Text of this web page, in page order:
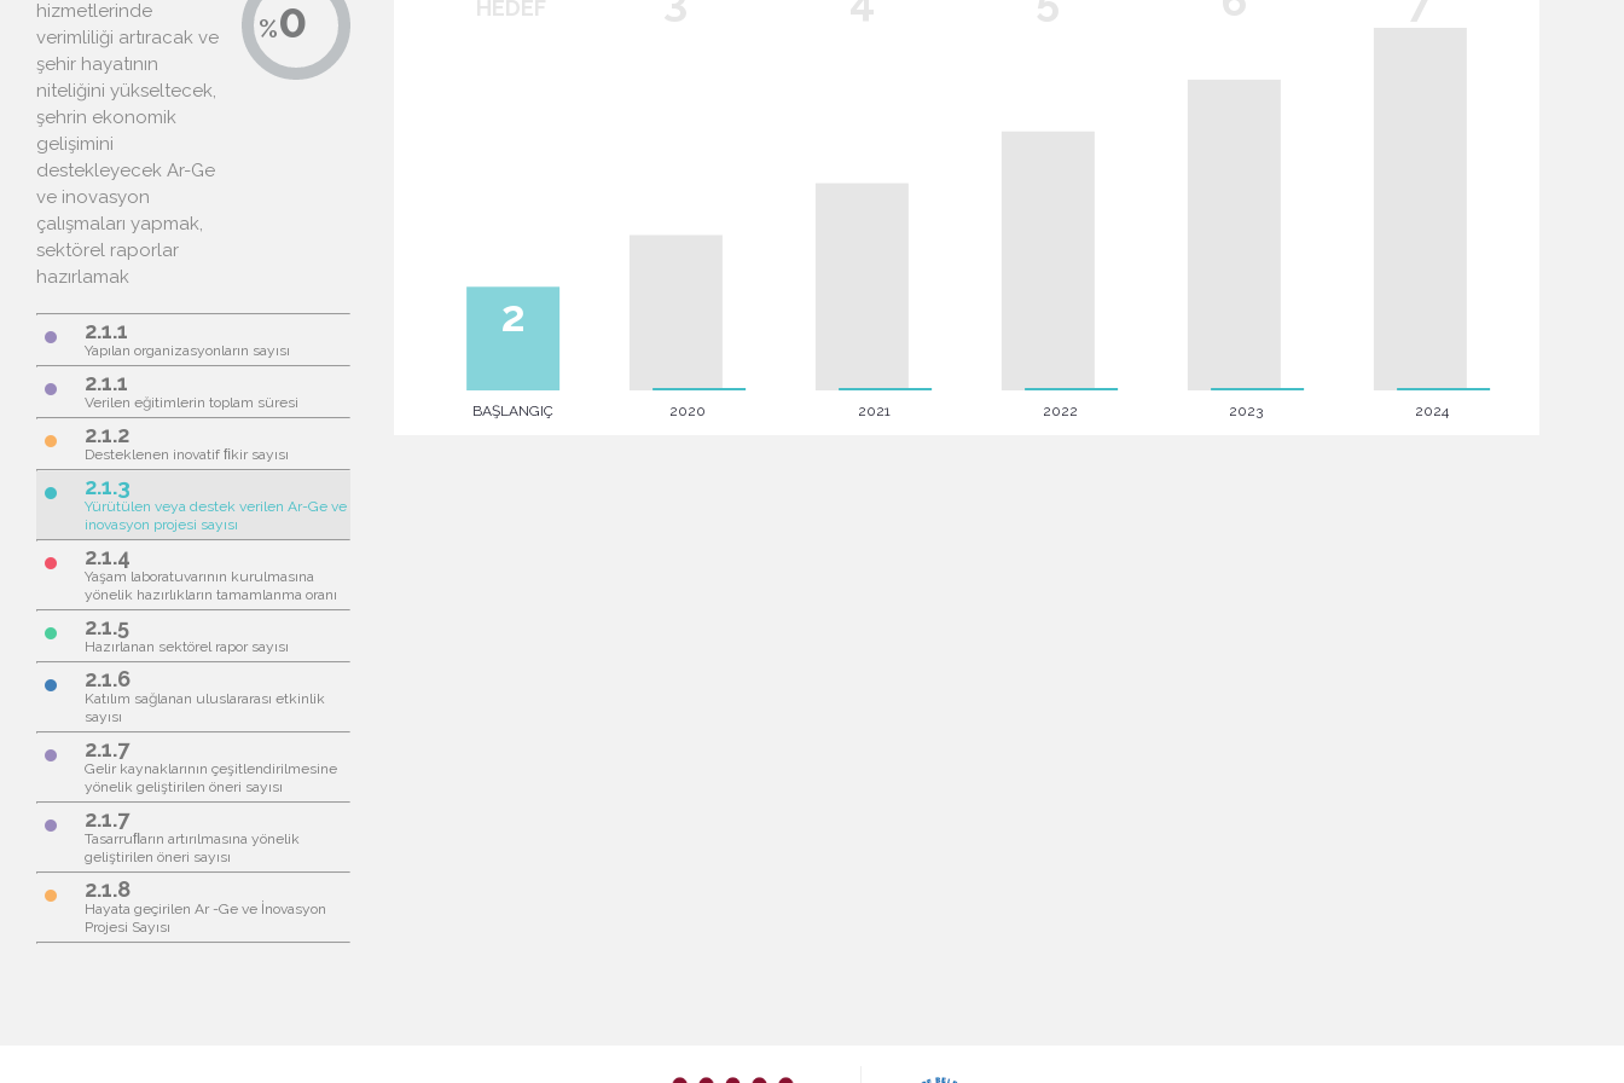
hizmetlerinde
verimliliği artıracak ve
şehir hayatının
niteliğini yükseltecek,
şehrin ekonomik
gelişimini
destekleyecek Ar-Ge
ve inovasyon
çalışmaları yapmak,
sektörel raporlar
hazırlamak
brightness_1 2.1.1
Yapılan organizasyonların sayısı
brightness_1 2.1.1
Verilen eğitimlerin toplam süresi
brightness_1 2.1.2
Desteklenen inovatif ﬁkir sayısı
brightness_1 2.1.3
Yürütülen veya destek verilen Ar-Ge ve
inovasyon projesi sayısı
brightness_1 2.1.4
Yaşam laboratuvarının kurulmasına
yönelik hazırlıkların tamamlanma oranı
brightness_1 2.1.5
Hazırlanan sektörel rapor sayısı
brightness_1 2.1.6
Katılım sağlanan uluslararası etkinlik
sayısı
brightness_1 2.1.7
Gelir kaynaklarının çeşitlendirilmesine
yönelik geliştirilen öneri sayısı
brightness_1 2.1.7
Tasarruﬂarın artırılmasına yönelik
geliştirilen öneri sayısı
brightness_1 2.1.8
Hayata geçirilen Ar -Ge ve İnovasyon
Projesi Sayısı